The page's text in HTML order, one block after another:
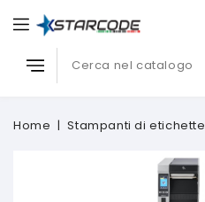
Home Stampanti di etichette